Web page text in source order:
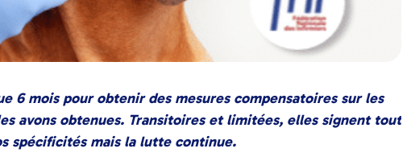
6 mois pour obtenir des mesures compensatoires sur les
avons obtenues. Transitoires et limitées, elles signent tout
spécificités mais la lutte continue.